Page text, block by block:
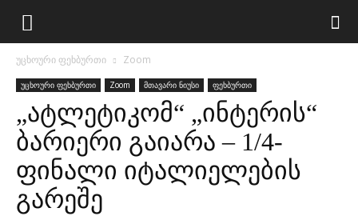
უცხოური ფეხბურთი Zoom
უცხოური ფეხბურთი Zoom მთავარი ნიუსი ფეხბურთი
„ატლეტიკომ“ „ინტერის“
ბარიერი გაიარა – 1/4-
ფინალი იტალიელების
გარეშე